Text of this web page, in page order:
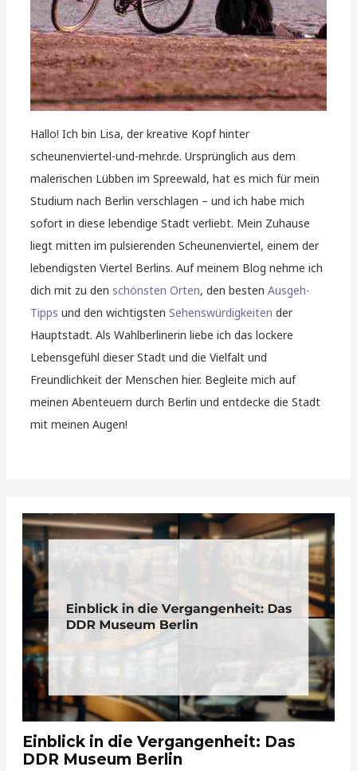
Hallo! Ich bin Lisa, der kreative Kopf hinter
scheunenviertel-und-mehr.de. Ursprünglich aus dem
malerischen Lübben im Spreewald, hat es mich für mein
Studium nach Berlin verschlagen – und ich habe mich
sofort in diese lebendige Stadt verliebt. Mein Zuhause
liegt mitten im pulsierenden Scheunenviertel, einem der
lebendigsten Viertel Berlins. Auf meinem Blog nehme ich
dich mit zu denschönsten Orten, den bestenAusgeh-
Tipps und den wichtigstenSehenswürdigkeiten der
Hauptstadt. Als Wahlberlinerin liebe ich das lockere
Lebensgefühl dieser Stadt und die Vielfalt und
Freundlichkeit der Menschen hier. Begleite mich auf
meinen Abenteuern durch Berlin und entdecke die Stadt
mit meinen Augen!
Einblick in die Vergangenheit: Das
DDR Museum Berlin